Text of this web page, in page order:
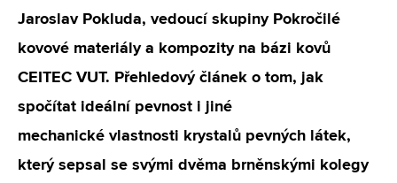
Jaroslav Pokluda, vedoucí skupiny Pokročilé
kovové materiály a kompozity na bázi kovů
CEITEC VUT. Přehledový článek o tom, jak
spočítat ideální pevnost i jiné
mechanické vlastnosti krystalů pevných látek,
který sepsal se svými dvěma brněnskými kolegy